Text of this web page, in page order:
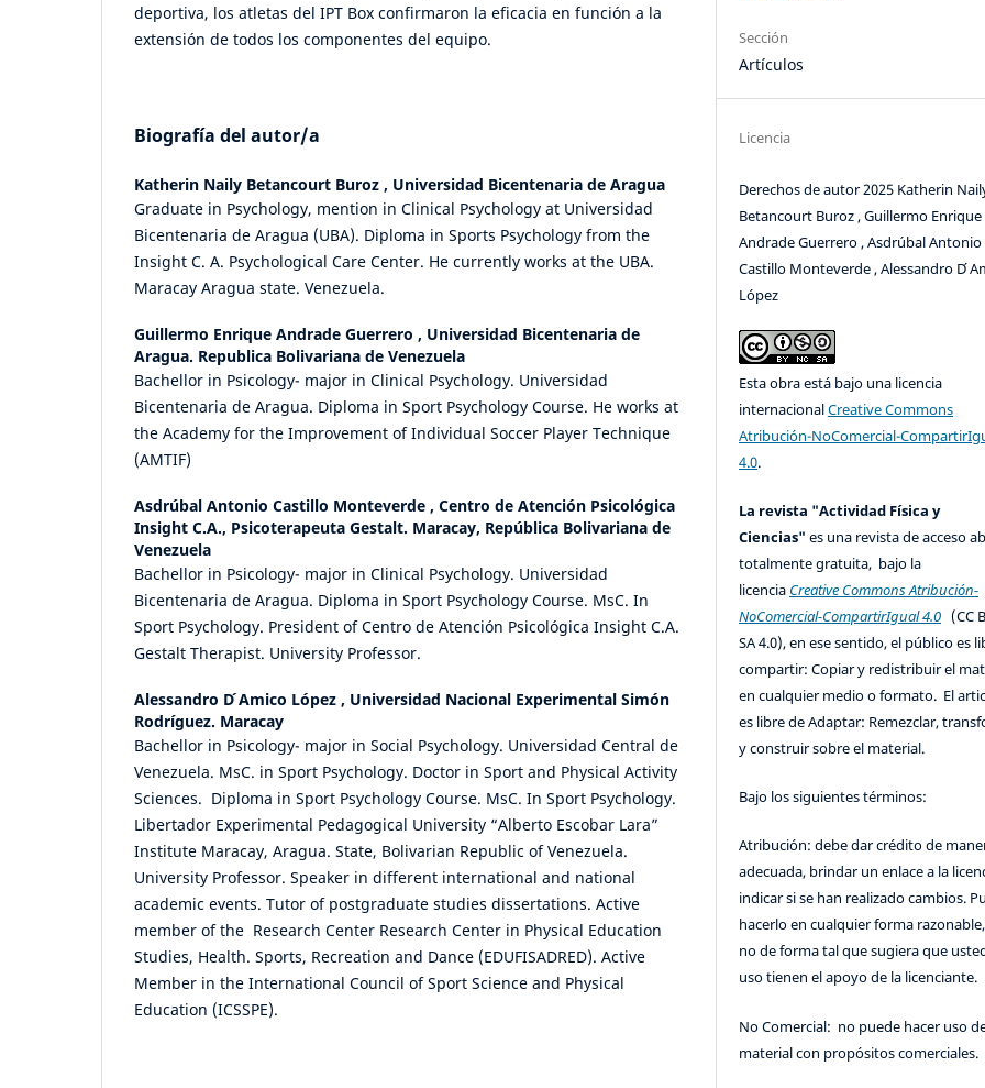
deportiva, los atletas del IPT Box confirmaron la eficacia en función a la
extensión de todos los componentes del equipo.
Biografía del autor/a
Katherin Naily Betancourt Buroz , Universidad Bicentenaria de Aragua
Graduate in Psychology, mention in Clinical Psychology at Universidad
Bicentenaria de Aragua (UBA). Diploma in Sports Psychology from the
Insight C. A. Psychological Care Center. He currently works at the UBA.
Maracay Aragua state. Venezuela.
Guillermo Enrique Andrade Guerrero , Universidad Bicentenaria de
Aragua. Republica Bolivariana de Venezuela
Bachellor in Psicology- major in Clinical Psychology. Universidad
Bicentenaria de Aragua. Diploma in Sport Psychology Course. He works at
the Academy for the Improvement of Individual Soccer Player Technique
(AMTIF)
Asdrúbal Antonio Castillo Monteverde , Centro de Atención Psicológica
Insight C.A., Psicoterapeuta Gestalt. Maracay, República Bolivariana de
Venezuela
Bachellor in Psicology- major in Clinical Psychology. Universidad
Bicentenaria de Aragua. Diploma in Sport Psychology Course. MsC. In
Sport Psychology. President of Centro de Atención Psicológica Insight C.A.
Gestalt Therapist. University Professor.
Alessandro D ́Amico López , Universidad Nacional Experimental Simón
Rodríguez. Maracay
Bachellor in Psicology- major in Social Psychology. Universidad Central de
Venezuela. MsC. in Sport Psychology. Doctor in Sport and Physical Activity
Sciences. Diploma in Sport Psychology Course. MsC. In Sport Psychology.
Libertador Experimental Pedagogical University “Alberto Escobar Lara”
Institute Maracay, Aragua. State, Bolivarian Republic of Venezuela.
University Professor. Speaker in different international and national
academic events. Tutor of postgraduate studies dissertations. Active
member of the Research Center Research Center in Physical Education
Studies, Health. Sports, Recreation and Dance (EDUFISADRED). Active
Member in the International Council of Sport Science and Physical
Education (ICSSPE).
Sección
Artículos
Licencia
Derechos de autor 2025 Katherin
Betancourt Buroz , Guillermo Enrique
Andrade Guerrero , Asdrúbal Antonio
Castillo Monteverde , Alessandro D
López
Esta obra está bajo una licencia
internacionalCreative Commons
Atribución-NoComercial-
4.0.
La revista "Actividad Física y
Ciencias"es una revista de acceso
totalmente gratuita, bajo la
licencia Creative Commons Atribución-
NoComercial-CompartirIgual 4.0 (CC
SA 4.0), en ese sentido, el público es
compartir: Copiar y redistribuir el
en cualquier medio o formato. El
es libre de Adaptar: Remezclar,
y construir sobre el material.
Bajo los siguientes términos:
Atribución: debe dar crédito de
adecuada, brindar un enlace a la
indicar si se han realizado cambios.
hacerlo en cualquier forma
no de forma tal que sugiera que
uso tienen el apoyo de la licenciante.
No Comercial: no puede hacer uso
material con propósitos comerciales.